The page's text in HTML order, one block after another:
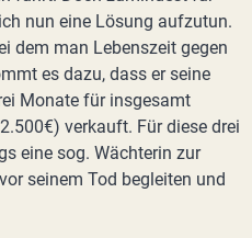
nun eine Lösung aufzutun.
dem man Lebenszeit gegen
es dazu, dass er seine
Monate für insgesamt
verkauft. Für diese drei
eine sog. Wächterin zur
seinem Tod begleiten und